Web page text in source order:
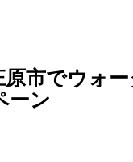
原市でウォ
ーン